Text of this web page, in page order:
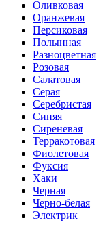
Оливковая
Оранжевая
Персиковая
Полынная
Разноцветная
Розовая
Салатовая
Серая
Серебристая
Синяя
Сиреневая
Терракотовая
Фиолетовая
Фуксия
Хаки
Черная
Черно-белая
Электрик